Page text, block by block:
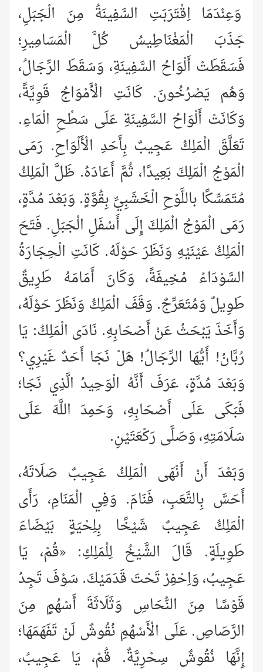
وَعِنْدَمَا اِقْتَرَبَتِ السَّفِينَةُ مِنَ الْجَبَلِ،
جَذَبَ الْمَغْنَاطِيسُ كُلَّ الْمَسَامِيرِ؛
فَسَقَطَتْ أَلْوَاحُ السَّفِينَةِ، وَسَقَطَ الرِّجَالُ،
وَهُم يَصْرُخُونَ. كَانَتِ الْأَمْوَاجُ قَوِيَّةً،
وَكَانَتْ أَلْوَاحُ السَّفِينَةِ عَلَى سَطْحِ الْمَاءِ.
تَعَلَّقَ الْمَلِكُ عَجِيبٌ بِأَحَدِ الْأَلْوَاحِ. رَمَى
الْمَوْجُ الْمَلِكَ بَعِيدًا، ثُمَّ أَعَادَهُ. ظَلَّ الْمَلِكُ
مُتَمَسِّكًا باللَّوْحِ الْخَشَبِيِّ بِقُوَّةٍ. وَبَعْدَ مُدَّةٍ،
رَمَى الْمَوْجُ الْمَلِكَ إِلَى أَسْفَلِ الْجَبَلِ. فَتَحَ
الْمَلِكُ عَيْنَيْهِ وَنَظَرَ حَوْلَهُ. كَانَتِ الْحِجَارَةُ
السَّوْدَاءُ مُخِيفَةً، وَكَانَ أَمَامَهُ طَرِيقٌ
طَوِيلٌ وَمُتَعَرِّجٌ. وَقَفَ الْمَلِكُ وَنَظَرَ حَوْلَهُ،
وَأَخَذَ يَبْحَثُ عَنْ أَصْحَابِهِ. نَادَى الْمَلِكُ: يَا
رُبَّانُ! أَيُّهَا الرِّجَالُ! هَلْ نَجَا أَحَدٌ غَيْرِي؟
وَبَعْدَ مُدَّةٍ، عَرَفَ أَنَّهُ الْوَحِيدُ الَّذِي نَجَا؛
فَبَكَى عَلَى أَصْحَابِهِ، وَحَمِدَ اللَّهَ عَلَى
سَلَامَتِهِ، وَصَلَّى رَكْعَتَيْنِ.
وَبَعْدَ أَنْ أَنْهَى الْمَلِكُ عَجِيبٌ صَلَاتَهُ،
أَحَسَّ بِالتَّعَبِ، فَنَامَ. وَفِي الْمَنَامِ، رَأَى
الْمَلِكُ عَجِيبٌ شَيْخًا بِلِحْيَةٍ بَيْضَاءَ
طَوِيلَةٍ. قَالَ الشَّيْخُ لِلْمَلِكِ: «قُمْ، يَا
عَجِيبُ، وَاِحْفِرْ تَحْتَ قَدَمَيْكَ. سَوْفَ تَجِدُ
قَوْسًا مِنَ النُّحَاسِ وَثَلَاثَةَ أَسْهُمٍ مِنَ
الرَّصَاصِ. عَلَى الْأَسْهُمِ نُقُوشٌ لَنْ تَفَهَمَهَا؛
إِنَّهَا نُقُوشٌ سِحْرِيَّةٌ. قُمْ، يَا عَجِيبُ،